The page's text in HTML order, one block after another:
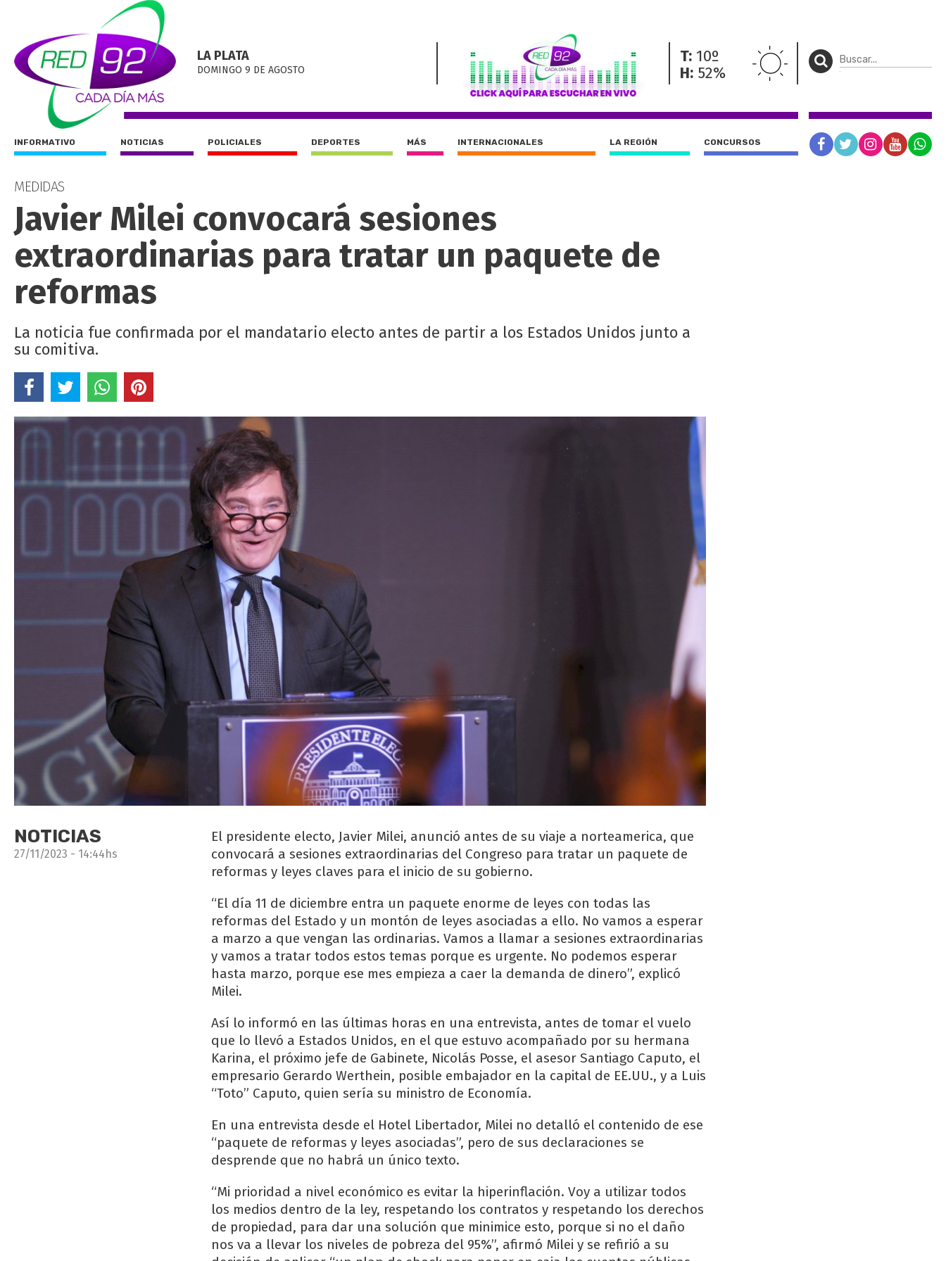
LA PLATA
DOMINGO 9 DE AGOSTO
T: 10º
H: 52%
INFORMATIVO NOTICIAS POLICIALES DEPORTES MÁS INTERNACIONALES LA REGIÓN CONCURSOS
MEDIDAS
Javier Milei convocará sesiones
extraordinarias para tratar un paquete de
reformas
La noticia fue confirmada por el mandatario electo antes de partir a los Estados Unidos junto a
su comitiva.
NOTICIAS
27/11/2023 - 14:44hs
El presidente electo, Javier Milei, anunció antes de su viaje a norteamerica, que
convocará a sesiones extraordinarias del Congreso para tratar un paquete de
reformas y leyes claves para el inicio de su gobierno.
“El día 11 de diciembre entra un paquete enorme de leyes con todas las
reformas del Estado y un montón de leyes asociadas a ello. No vamos a esperar
a marzo a que vengan las ordinarias. Vamos a llamar a sesiones extraordinarias
y vamos a tratar todos estos temas porque es urgente. No podemos esperar
hasta marzo, porque ese mes empieza a caer la demanda de dinero”, explicó
Milei.
Así lo informó en las últimas horas en una entrevista, antes de tomar el vuelo
que lo llevó a Estados Unidos, en el que estuvo acompañado por su hermana
Karina, el próximo jefe de Gabinete, Nicolás Posse, el asesor Santiago Caputo, el
empresario Gerardo Werthein, posible embajador en la capital de EE.UU., y a Luis
“Toto” Caputo, quien sería su ministro de Economía.
En una entrevista desde el Hotel Libertador, Milei no detalló el contenido de ese
“paquete de reformas y leyes asociadas”, pero de sus declaraciones se
desprende que no habrá un único texto.
“Mi prioridad a nivel económico es evitar la hiperinflación. Voy a utilizar todos
los medios dentro de la ley, respetando los contratos y respetando los derechos
de propiedad, para dar una solución que minimice esto, porque si no el daño
nos va a llevar los niveles de pobreza del 95%”, afirmó Milei y se refirió a su